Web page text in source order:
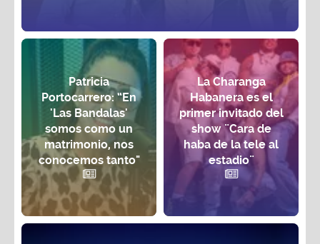
Patricia
Portocarrero: “En
'Las Bandalas'
somos como un
matrimonio, nos
conocemos tanto"
La Charanga
Habanera es el
primer invitado del
show ¨Cara de
haba de la tele al
estadio¨